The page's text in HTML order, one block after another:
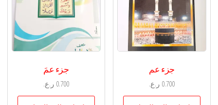
جزء عم
0.700 ر.ع.
جزء عمَ
0.700 ر.ع.